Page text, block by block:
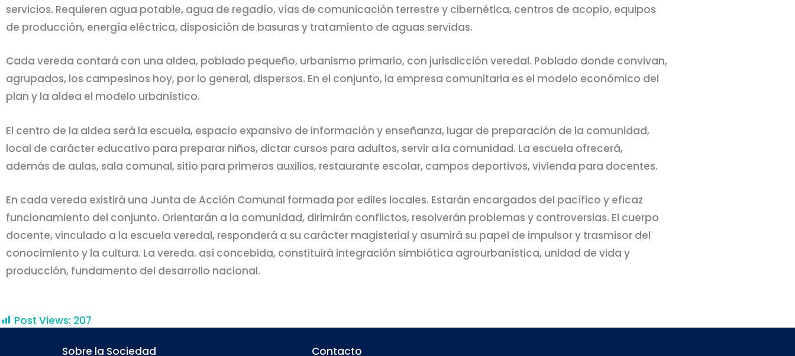
servicios. Requieren agua potable, agua de regadío, vías de comunicación terrestre y cibernética, centros de acopio, equipos
de producción, energía eléctrica, disposición de basuras y tratamiento de aguas servidas.
Cada vereda contará con una aldea, poblado pequeño, urbanismo primario, con jurisdicción veredal. Poblado donde convivan,
agrupados, los campesinos hoy, por lo general, dispersos. En el conjunto, la empresa comunitaria es el modelo económico del
plan y la aldea el modelo urbanístico.
El centro de la aldea será la escuela, espacio expansivo de información y enseñanza, lugar de preparación de la comunidad,
local de carácter educativo para preparar niños, dictar cursos para adultos, servir a la comunidad. La escuela ofrecerá,
además de aulas, sala comunal, sitio para primeros auxilios, restaurante escolar, campos deportivos, vivienda para docentes.
En cada vereda existirá una Junta de Acción Comunal formada por ediles locales. Estarán encargados del pacífico y eficaz
funcionamiento del conjunto. Orientarán a la comunidad, dirimirán conflictos, resolverán problemas y controversias. El cuerpo
docente, vinculado a la escuela veredal, responderá a su carácter magisterial y asumirá su papel de impulsor y trasmisor del
conocimiento y la cultura. La vereda. así concebida, constituirá integración simbiótica agrourbanística, unidad de vida y
producción, fundamento del desarrollo nacional.
Post Views: 207
Sobre la Sociedad
Contacto